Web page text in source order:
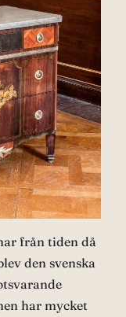
från tiden då
den svenska
har mycket